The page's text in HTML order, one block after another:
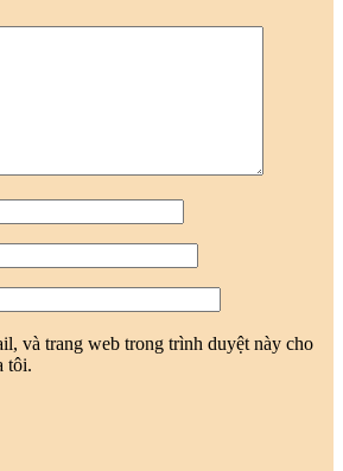
và trang web trong trình duyệt này cho
tôi.